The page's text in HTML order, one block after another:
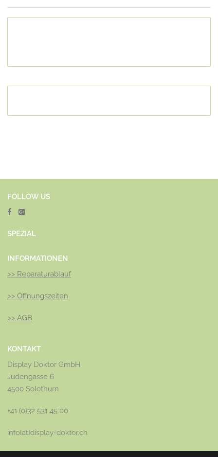
FOLLOW US
SPEZIAL
INFORMATIONEN
>> Reparaturablauf
>> Öffnungszeiten
>> AGB
KONTAKT
Display Doktor GmbH
Judengasse 6
4500 Solothurn
+41 (0)32 531 45 00
info{at}display-doktor.ch